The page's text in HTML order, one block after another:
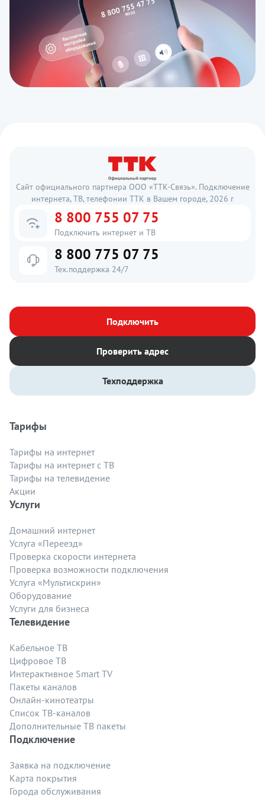
Сайт официального партнера ООО «ТТК-Связь». Подключение
интернета, ТВ, телефонии ТТК в Вашем городе, 2026 г
8 800 755 07 75
Подключить интернет и ТВ
8 800 775 07 75
Тех.поддержка 24/7
Подключить
Проверить адрес
Техподдержка
Тарифы
Тарифы на интернет
Тарифы на интернет с ТВ
Тарифы на телевидение
Акции
Услуги
Домашний интернет
Услуга «Переезд»
Проверка скорости интернета
Проверка возможности подключения
Услуга «Мультискрин»
Оборудование
Услуги для бизнеса
Телевидение
Кабельное ТВ
Цифровое ТВ
Интерактивное Smart TV
Пакеты каналов
Онлайн-кинотеатры
Список ТВ-каналов
Дополнительные ТВ пакеты
Подключение
Заявка на подключение
Карта покрытия
Города обслуживания